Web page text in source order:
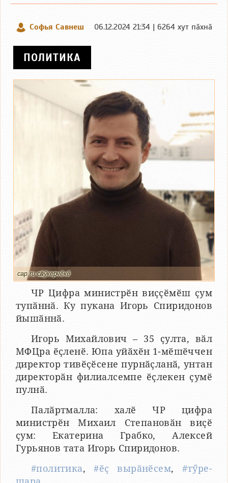
Софья Савнеш 06.12.2024 21:34 | 6264 хут пӑхнӑ
ПОЛИТИКА
cap.ru сӑнӳкерчӗкӗ
ЧР Цифра министрӗн виҫҫӗмӗш ҫум
тупӑннӑ. Ку пукана Игорь Спиридонов
йышӑннӑ.
Игорь Михайлович – 35 ҫулта, вӑл
МФЦра ӗҫленӗ. Юпа уйӑхӗн 1-мӗшӗччен
директор тивӗҫӗсене пурнӑҫланӑ, унтан
директорӑн филиалсемпе ӗҫлекен ҫумӗ
пулнӑ.
Палӑртмалла: халӗ ЧР цифра
министрӗн Михаил Степановӑн виҫӗ
ҫум: Екатерина Грабко, Алексей
Гурьянов тата Игорь Спиридонов.
#политика,#ӗҫ вырӑнӗсем, #тӳре-